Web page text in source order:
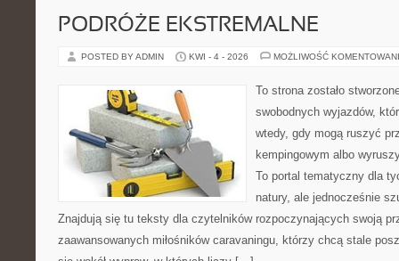
PODRÓŻE EKSTREMALNE
POSTED BY ADMIN KWI - 4 - 2026 MOŻLIWOŚĆ
To strona zostało
swobodnych wyjazdów,
wtedy, gdy mogą ruszyć
kempingowym albo
To portal tematyczny dla
natury, ale jednocześnie
Znajdują się tu teksty dla czytelników rozpoczynających swoją
zaawansowanych miłośników caravaningu, którzy chcą stale